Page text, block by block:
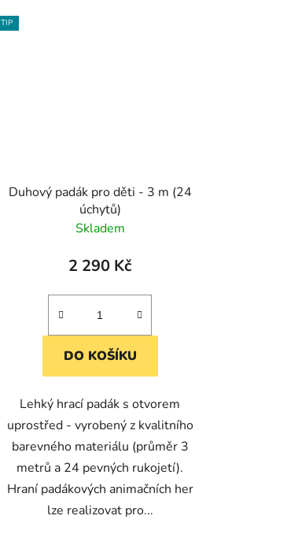
TIP
Duhový padák pro děti - 3 m (24
úchytů)
Skladem
2 290 Kč
DO KOŠÍKU
Lehký hrací padák s otvorem
uprostřed - vyrobený z kvalitního
barevného materiálu (průměr 3
metrů a 24 pevných rukojetí).
Hraní padákových animačních her
lze realizovat pro...